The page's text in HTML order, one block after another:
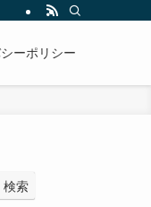
ーポリシー
検索